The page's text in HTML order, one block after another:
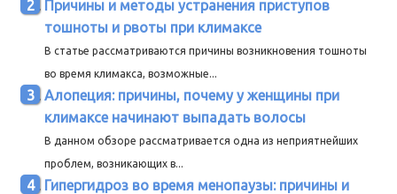
Причины и методы устранения приступов
тошноты и рвоты при климаксе
В статье рассматриваются причины возникновения тошноты
во время климакса, возможные...
Алопеция: причины, почему у женщины при
климаксе начинают выпадать волосы
В данном обзоре рассматривается одна из неприятнейших
проблем, возникающих в...
Гипергидроз во время менопаузы: причины и